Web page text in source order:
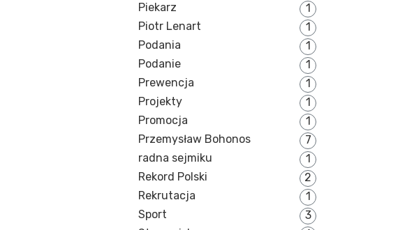
Piekarz
1
Piotr Lenart
1
Podania
1
Podanie
1
Prewencja
1
Projekty
1
Promocja
1
Przemysław Bohonos
7
radna sejmiku
1
Rekord Polski
2
Rekrutacja
1
Sport
3